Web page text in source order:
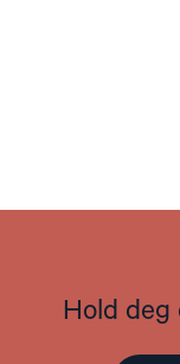
Hold